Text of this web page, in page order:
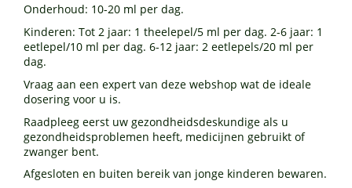
Onderhoud: 10-20 ml per dag.
Kinderen: Tot 2 jaar: 1 theelepel/5 ml per dag. 2-6 jaar: 1
eetlepel/10 ml per dag. 6-12 jaar: 2 eetlepels/20 ml per
dag.
Vraag aan een expert van deze webshop wat de ideale
dosering voor u is.
Raadpleeg eerst uw gezondheidsdeskundige als u
gezondheidsproblemen heeft, medicijnen gebruikt of
zwanger bent.
Afgesloten en buiten bereik van jonge kinderen bewaren.